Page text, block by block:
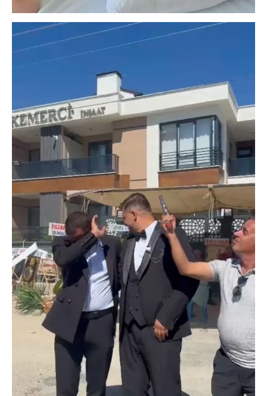
gösterilmeyecektir."
Sizlere daha iyi bir hizmet sunabilmek için İnternet
Sitemizde kendimize ve üçüncü kişilere ait çerezler
kullanılmaktadır. Bu çerezler vasıtasıyla çeşitli kişisel
verileriniz işlenmekte olup gerekli olan çerezler bilgi
toplumu hizmetlerinin sunulması amacıyla
kullanılmaktadır. Diğer çerezler, sitemizin daha işlevsel
kılınması ve kişiselleştirilmesi ve sizlere yönelik
reklam/pazarlama faaliyetlerinin yapılması, amaçlarıyla
sınırlı olarak açık rızanız dahilinde kullanılacaktır.
Çerezlere ilişkin tercihlerinizi aşağıda yer alan panel
vasıtasıyla belirleyebilirsiniz. Çerezlere ilişkin detaylı bilgi
için Ayarlar butonuna tıklayabilir,Çerez Bilgilendirme
Metnimiziziyaret edebilirsiniz.
6698 sayılı Kişisel Verilerin Korunması Kanunu uyarınca
hazırlanmış Aydınlatma Metnimizi okumak ve sitemizde
ilgili mevzuata uygun olarak kullanılan çerezlerle ilgili bilgi
almak için lütfen
tıklayınız